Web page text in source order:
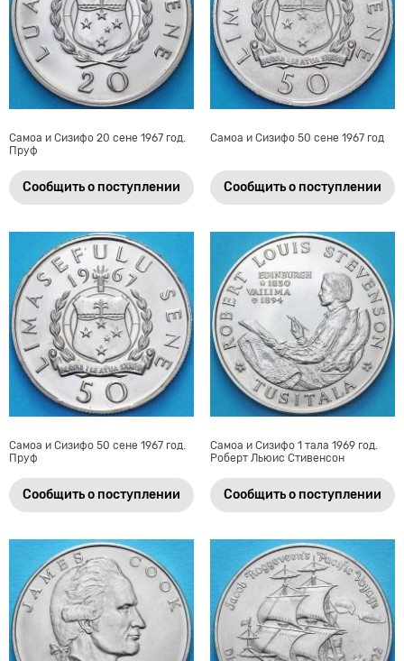
Самоа и Сизифо 20 сене 1967 год.
Пруф
Сообщить о поступлении
Самоа и Сизифо 50 сене 1967 год
Сообщить о поступлении
Самоа и Сизифо 50 сене 1967 год.
Пруф
Сообщить о поступлении
Самоа и Сизифо 1 тала 1969 год.
Роберт Льюис Стивенсон
Сообщить о поступлении